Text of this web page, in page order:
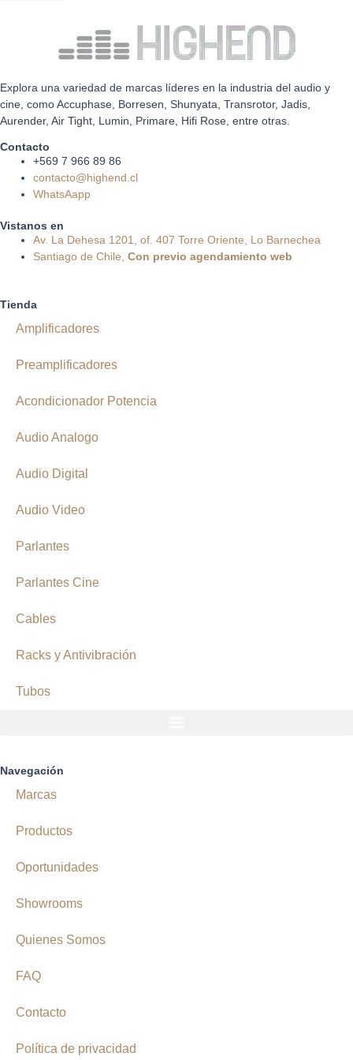
Explora una variedad de marcas líderes en la industria del audio y
cine, como Accuphase, Borresen, Shunyata, Transrotor, Jadis,
Aurender, Air Tight, Lumin, Primare, Hifi Rose, entre otras.
Contacto
+569 7 966 89 86
contacto@highend.cl
WhatsAapp
Vistanos en
Av. La Dehesa 1201, of. 407 Torre Oriente, Lo Barnechea
Santiago de Chile, Con previo agendamiento web
Tienda
Amplificadores
Preamplificadores
Acondicionador Potencia
Audio Analogo
Audio Digital
Audio Video
Parlantes
Parlantes Cine
Cables
Racks y Antivibración
Tubos
Navegación
Marcas
Productos
Oportunidades
Showrooms
Quienes Somos
FAQ
Contacto
Política de privacidad